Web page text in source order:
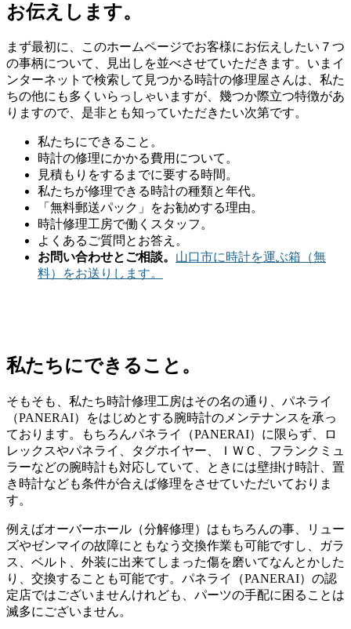
お伝えします。
まず最初に、このホームページでお客様にお伝えしたい７つ
の事柄について、見出しを並べさせていただきます。いまイ
ンターネットで検索して見つかる時計の修理屋さんは、私た
ちの他にも多くいらっしゃいますが、幾つか際立つ特徴があ
りますので、是非とも知っていただきたい次第です。
私たちにできること。
時計の修理にかかる費用について。
見積もりをするまでに要する時間。
私たちが修理できる時計の種類と年代。
「無料郵送パック」をお勧めする理由。
時計修理工房で働くスタッフ。
よくあるご質問とお答え。
お問い合わせとご相談。 山口市に時計を運ぶ箱（無
料）をお送りします。
私たちにできること。
そもそも、私たち時計修理工房はその名の通り、パネライ
（PANERAI）をはじめとする腕時計のメンテナンスを承っ
ております。もちろんパネライ（PANERAI）に限らず、ロ
レックスやパネライ、タグホイヤー、ＩＷＣ、フランクミュ
ラーなどの腕時計も対応していて、ときには壁掛け時計、置
き時計なども条件が合えば修理をさせていただいておりま
す。
例えばオーバーホール（分解修理）はもちろんの事、リュー
ズやゼンマイの故障にともなう交換作業も可能ですし、ガラ
ス、ベルト、外装に出来てしまった傷を磨いてなんとかした
り、交換することも可能です。パネライ（PANERAI）の認
定店ではございませんけれども、パーツの手配に困ることは
滅多にございません。